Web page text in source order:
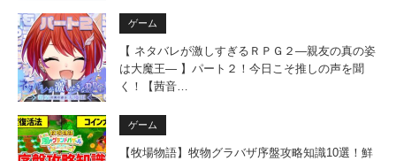
ゲーム
【 ネタバレが激しすぎるＲＰＧ２―親友の真の姿
は大魔王― 】パート２！今日こそ推しの声を聞
く！【茜音…
ゲーム
【牧場物語】牧物グラバザ序盤攻略知識10選！鮮